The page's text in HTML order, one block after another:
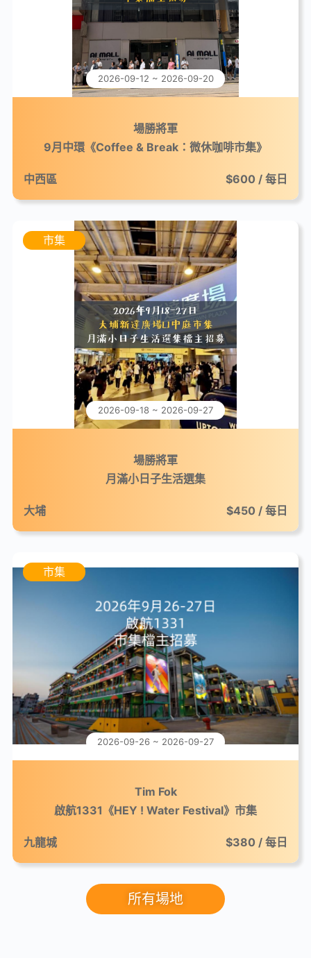
2026-09-12 ~ 2026-09-20
場勝將軍
9月中環《Coffee & Break：微休咖啡市集》
中西區 $600 / 每日
市集
2026-09-18 ~ 2026-09-27
場勝將軍
月滿小日子生活選集
大埔 $450 / 每日
市集
2026-09-26 ~ 2026-09-27
Tim Fok
啟航1331《HEY ! Water Festival》市集
九龍城 $380 / 每日
所有場地